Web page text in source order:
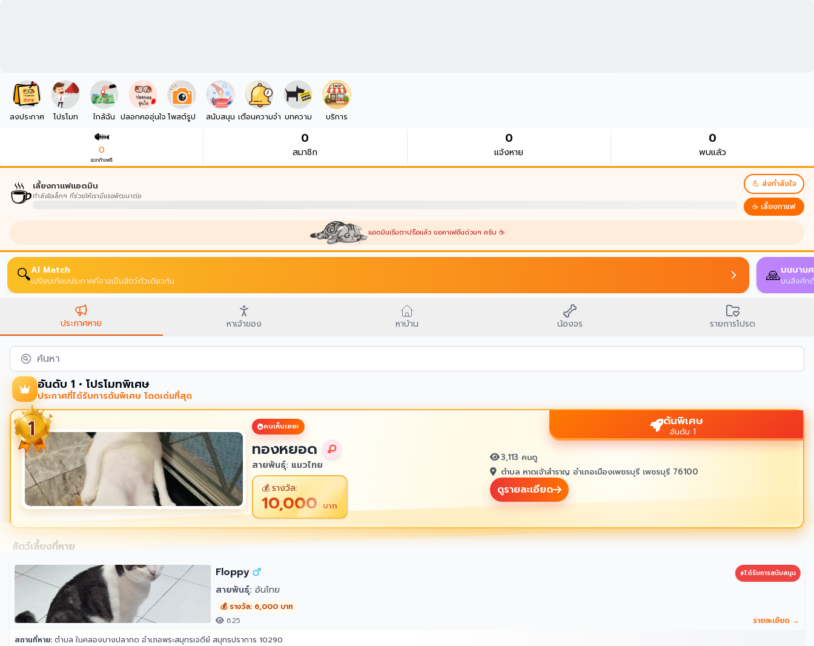
ลงประกาศ โปรโมท ใกล้ฉัน ปลอกคออุ่นใจ โพสต์รูป สนับสนุน เตือนความจำ บทความ บริการ
0
แจกก้างฟรี
0
สมาชิก
0
แจ้งหาย
0
พบแล้ว
☕เลี้ยงกาแฟแอดมิน
กำลังใจเล็กๆ ที่ช่วยให้เรามีแรงพัฒนาต่อ
💪 ส่งกำลังใจ
☕ เลี้ยงกาแฟ
แอดมินเริ่มตาปรือแล้ว ขอคาเฟอีนด่วนๆ ครับ ☕
🔍AI Match
เปรียบเทียบประกาศที่อาจเป็นสัตว์ตัวเดียวกัน 🙏บนบาน
บนสิ่งศัก
ประกาศหาย หาเจ้าของ หาบ้าน น้องจร รายการโปรด
ค้นหา
อันดับ 1 • โปรโมทพิเศษ
ประกาศที่ได้รับการดันพิเศษ โดดเด่นที่สุด
คนเห็นเยอะ
ทองหยอด
สายพันธุ์: แมวไทย
💰 รางวัล:
10,000บาท
ดันพิเศษ
อันดับ 1
3,113 คนดู
ตำบล หาดเจ้าสำราญ อำเภอเมืองเพชรบุรี เพชรบุรี 76100
ดูรายละเอียด
สัตว์เลี้ยงที่หาย
Floppy
ได้รับการสนับสนุน
สายพันธุ์: อ้นไทย
💰 รางวัล: 6,000 บาท
625
รายละเอียด →
สถานที่หาย: ตำบล ในคลองบางปลากด อำเภอพระสมุทรเจดีย์ สมุทรปราการ 10290